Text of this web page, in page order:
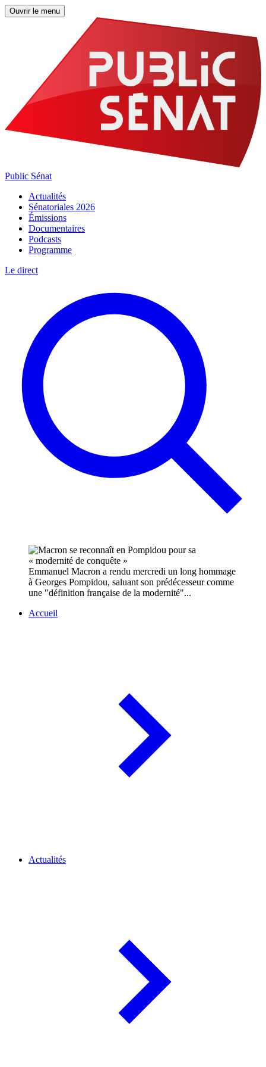
Ouvrir le menu
Public Sénat
Actualités
Sénatoriales 2026
Émissions
Documentaires
Podcasts
Programme
Le direct
Emmanuel Macron a rendu mercredi un long hommage
à Georges Pompidou, saluant son prédécesseur comme
une "définition française de la modernité"...
Accueil
Actualités